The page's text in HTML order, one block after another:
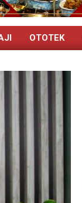
OTOTEK